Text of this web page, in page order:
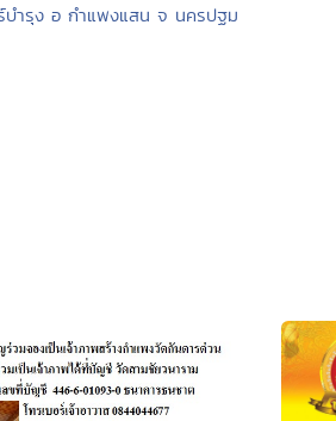
บำรุง อ กำแพงแสน จ นครปฐม